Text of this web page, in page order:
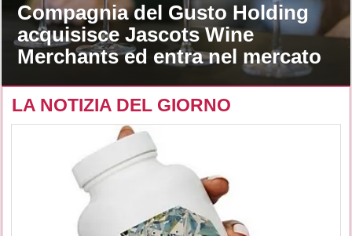
Compagnia del Gusto Holding
acquisisce Jascots Wine
Merchants ed entra nel mercato
LA NOTIZIA DEL GIORNO